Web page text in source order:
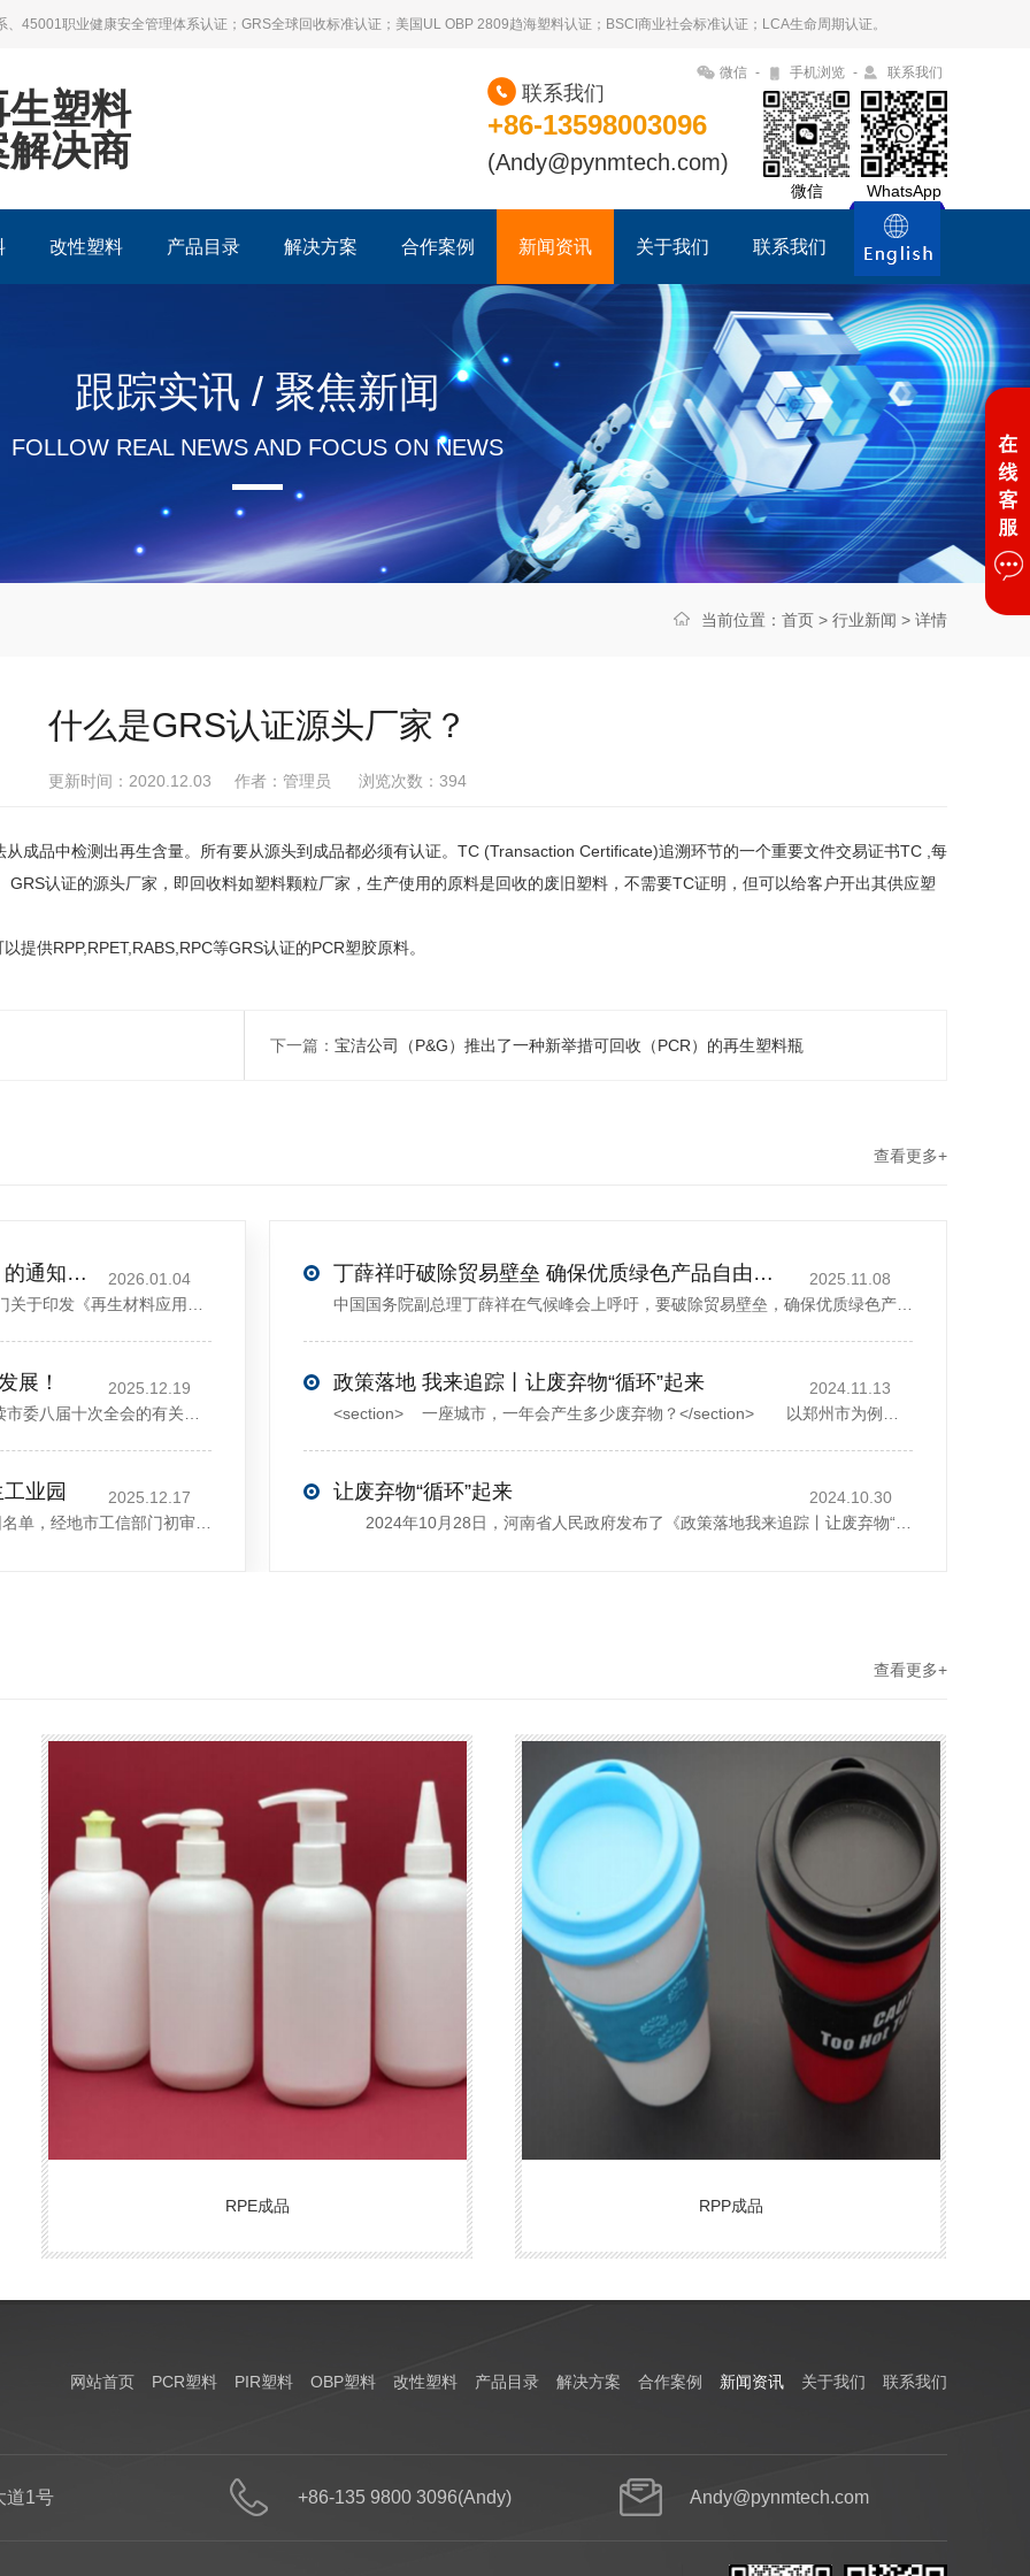
45001职业健康安全管理体系认证；GRS全球回收标准认证；美国UL OBP 2809趋海塑料认证；BSCI商业社会标准认证；LCA生命周期认证。
微信 - 手机浏览 - 联系我们
塑料
决商
+86-13598003096
(Andy@pynmtech.com)
联系我们
微信 WhatsApp
改性塑料 产品目录 解决方案 合作案例 新闻资讯 关于我们 联系我们
跟踪实讯 / 聚焦新闻
FOLLOW REAL NEWS AND FOCUS ON NEWS
当前位置： 首页 > 行业新闻 > 详情
什么是GRS认证源头厂家？
更新时间：2020.12.03 作者：管理员 浏览次数： 394
成品中检测出再生含量。所有要从源头到成品都必须有认证。 TC (Transaction Certificate)追溯环节的一个重要文件交易证书TC 每
GRS认证的源头厂家，即回收料如塑料颗粒厂家，生产使用的原料是回收的废旧塑料，不需要TC证明，但可以给客户开出其供应塑
以提供RPP,RPET,RABS,RPC等GRS认证的PCR塑胶原料。
下一篇：宝洁公司（P&G）推出了一种新举措可回收（PCR）的再生塑料瓶
查看更多+
关于印发《再生材料应用推广行动方案》的通知(发改环资〔2025〕1681号)
2026.01.04
展！
2025.12.19
业园
2025.12.17
丁薛祥吁破除贸易壁垒 确保优质绿色产品自由流通
2025.11.08
政策落地 我来追踪丨让废弃物“循环”起来
2024.11.13
让废弃物“循环”起来
2024.10.30
查看更多+
RPE成品 RPP成品
网站首页 PCR塑料 PIR塑料 OBP塑料 改性塑料 产品目录 解决方案 合作案例 新闻资讯 关于我们 联系我们
道1号 +86-135 9800 3096(Andy) Andy@pynmtech.com